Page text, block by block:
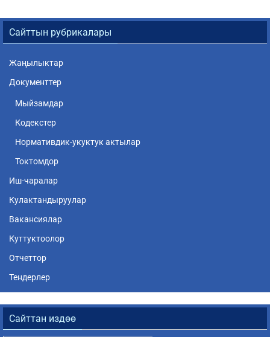
Сайттын рубрикалары
Жаңылыктар
Документтер
Мыйзамдар
Кодекстер
Нормативдик-укуктук актылар
Токтомдор
Иш-чаралар
Кулактандыруулар
Вакансиялар
Куттуктоолор
Отчеттор
Тендерлер
Сайттан издөө